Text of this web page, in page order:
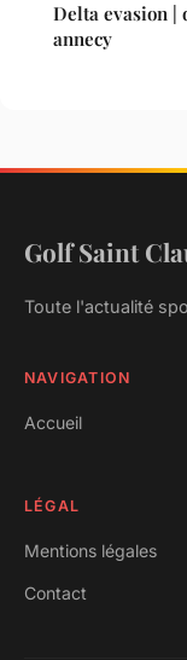
Delta evasion |
annecy
Golf Saint
Toute l'actualité
NAVIGATION
Accueil
LÉGAL
Mentions légales
Contact